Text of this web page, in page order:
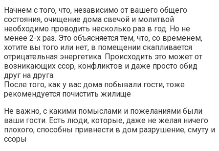
Начнем с того, что, независимо от вашего общего
состояния, очищение дома свечой и молитвой
необходимо проводить несколько раз в год. Но не
менее 2-х раз. Это объясняется тем, что, со временем,
хотите вы того или нет, в помещении скапливается
отрицательная энергетика. Происходить это может от
возникающих ссор, конфликтов и даже просто обид
друг на друга.
После того, как у вас дома побывали гости, тоже
рекомендуется почистить жилище
Не важно, с какими помыслами и пожеланиями были
ваши гости. Есть люди, которые, даже не желая ничего
плохого, способны привнести в дом разрушение, смуту и
ссоры